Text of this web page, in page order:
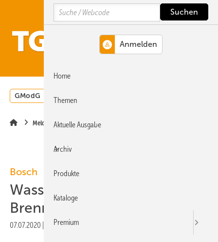
Hauptinhalt
Hauptmenü
SiteSearch
GModG Wärmepumpe
Meldungen
Bosch
Wasserstofffähige
Brennstoffzellen-Pilotanlage
07.07.2020 Druckvorschau
Search
Home
Themen
Aktuelle Ausgabe
Archiv
Produkte
Kataloge
Premium